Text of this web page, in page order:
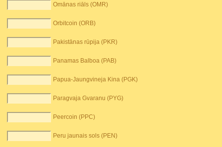
Omānas riāls (OMR)
Orbitcoin (ORB)
Pakistānas rūpija (PKR)
Panamas Balboa (PAB)
Papua-Jaungvineja Kina (PGK)
Paragvaja Gvaranu (PYG)
Peercoin (PPC)
Peru jaunais sols (PEN)